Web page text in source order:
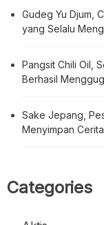
Gudeg Yu Djum,
yang Selalu
Pangsit Chili Oil,
Berhasil
Sake Jepang,
Menyimpan
Categories